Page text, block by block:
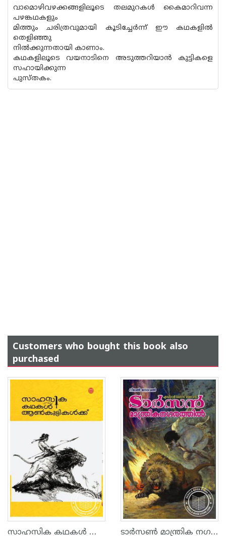
വാമൊഴിവഴക്കങ്ങളിലൂടെ തലമുറകള്‍ കൈമാറിവന്ന
പഴങ്കഥകളും
മിത്തും ചരിത്രവുമായി കൂടിച്ചേര്‍ന്ന് ഈ കഥകളില്‍
തെളിഞ്ഞു
നില്‍ക്കുന്നതായി കാണാം.
കഥകളിലൂടെ വയനാടിനെ അടുത്തറിയാന്‍ കുട്ടികളെ
സഹായിക്കുന്ന
പുസ്തകം.
Customers who bought this book also
purchased
സാഹസിക കഥകള്‍ ആണ്‍കുട്ടികള്‍ക്ക് ടാര്‍സണ്‍ മാന്ത്രിക നഗരത്തില്‍ - 5